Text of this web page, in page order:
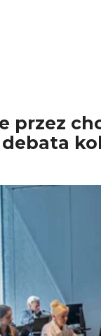
przez
debata